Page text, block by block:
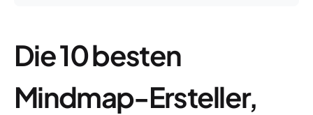
Die 10 besten
Mindmap-Ersteller,